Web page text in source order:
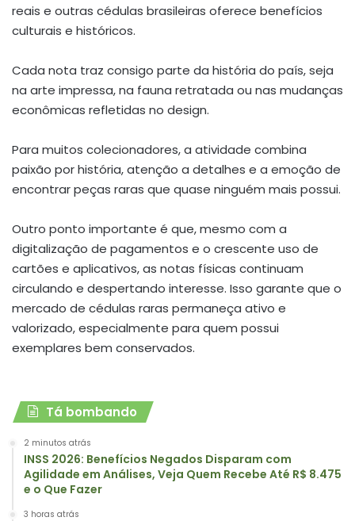
reais e outras cédulas brasileiras oferece benefícios
culturais e históricos.
Cada nota traz consigo parte da história do país, seja
na arte impressa, na fauna retratada ou nas mudanças
econômicas refletidas no design.
Para muitos colecionadores, a atividade combina
paixão por história, atenção a detalhes e a emoção de
encontrar peças raras que quase ninguém mais possui.
Outro ponto importante é que, mesmo com a
digitalização de pagamentos e o crescente uso de
cartões e aplicativos, as notas físicas continuam
circulando e despertando interesse. Isso garante que o
mercado de cédulas raras permaneça ativo e
valorizado, especialmente para quem possui
exemplares bem conservados.
Tá bombando
2 minutos atrás
INSS 2026: Benefícios Negados Disparam com
Agilidade em Análises, Veja Quem Recebe Até R$ 8.475
e o Que Fazer
3 horas atrás